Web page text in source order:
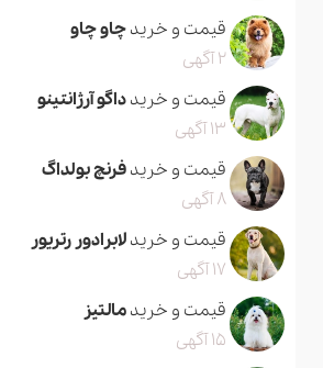
قیمت و خریدچاو چاو
2 آگهی
قیمت و خریدداگو آرژانتینو
13 آگهی
قیمت و خریدفرنچ بولداگ
8 آگهی
قیمت و خریدلابرادور رتریور
17 آگهی
قیمت و خریدمالتیز
15 آگهی